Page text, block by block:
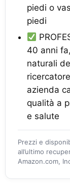
piedi o
piedi
40 anni
naturali
azienda
qualità a
e salute
Prezzi e
all’ultimo
Amazon.com,